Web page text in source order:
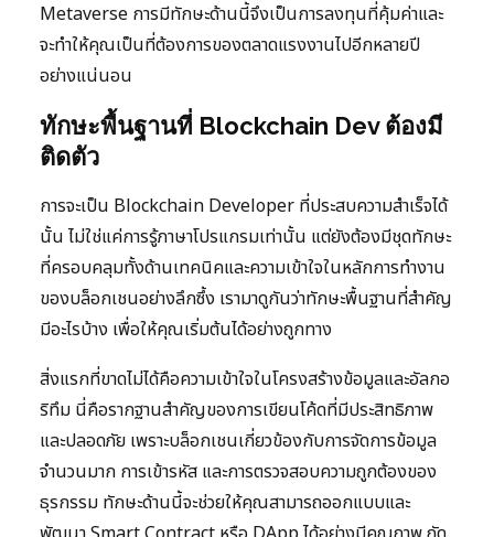
Metaverse การมีทักษะด้านนี้จึงเป็นการลงทุนที่คุ้มค่าและ
จะทำให้คุณเป็นที่ต้องการของตลาดแรงงานไปอีกหลายปี
อย่างแน่นอน
ทักษะพื้นฐานที่ Blockchain Dev ต้องมี
ติดตัว
การจะเป็น Blockchain Developer ที่ประสบความสำเร็จได้
นั้น ไม่ใช่แค่การรู้ภาษาโปรแกรมเท่านั้น แต่ยังต้องมีชุดทักษะ
ที่ครอบคลุมทั้งด้านเทคนิคและความเข้าใจในหลักการทำงาน
ของบล็อกเชนอย่างลึกซึ้ง เรามาดูกันว่าทักษะพื้นฐานที่สำคัญ
มีอะไรบ้าง เพื่อให้คุณเริ่มต้นได้อย่างถูกทาง
สิ่งแรกที่ขาดไม่ได้คือความเข้าใจในโครงสร้างข้อมูลและอัลกอ
ริทึม นี่คือรากฐานสำคัญของการเขียนโค้ดที่มีประสิทธิภาพ
และปลอดภัย เพราะบล็อกเชนเกี่ยวข้องกับการจัดการข้อมูล
จำนวนมาก การเข้ารหัส และการตรวจสอบความถูกต้องของ
ธุรกรรม ทักษะด้านนี้จะช่วยให้คุณสามารถออกแบบและ